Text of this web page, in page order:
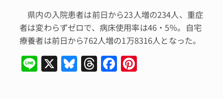
県内の入院患者は前日から23人増の234人、重症
者は変わらずゼロで、病床使用率は46・5％。自宅
療養者は前日から762人増の1万8316人となった。
Li
n
X Bl
u
T
hr
F
a